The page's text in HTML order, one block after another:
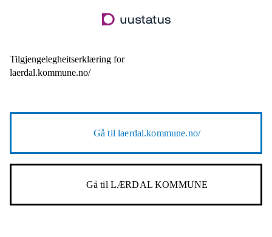
til
Tilgjengelegheitserklæring for
laerdal.kommune.no/
Gå tillaerdal.kommune.no/
Gå til LÆRDAL KOMMUNE